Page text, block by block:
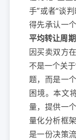
手”或者“谈
得先承认一
平均转让周
因买卖双方
不是一个关
题，而是一
困境。本文
量，提供一
量化分析框
是一份决策